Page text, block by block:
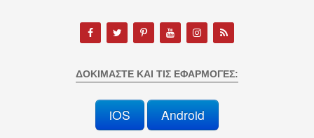
ΔΟΚΙΜΆΣΤΕ ΚΑΙ ΤΙΣ ΕΦΑΡΜΟΓΈΣ:
iOS Android